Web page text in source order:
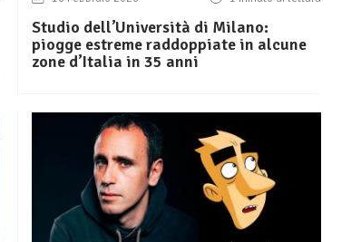
Studio dell’Università di Milano:
piogge estreme raddoppiate in alcune
zone d’Italia in 35 anni